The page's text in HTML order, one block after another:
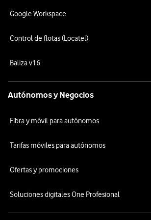
Google Workspace
Control de flotas (Locatel)
Baliza v16
Autónomos y Negocios
Fibra y móvil para autónomos
Tarifas móviles para autónomos
Ofertas y promociones
Soluciones digitales One Profesional